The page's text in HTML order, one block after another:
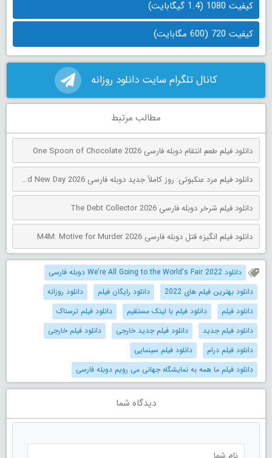
کیفیت 1080 (1.4 گیگابایت)
کیفیت 720 (600 مگابایت)
کانال تلگرام سایت دانلود روزانه
مطالب مرتبط
دانلود فیلم طعم انتقام دوبله فارسی One Spoon of Chocolate 2026
دانلود فیلم مرد عنکبوتی: روز کاملاً جدید دوبله فارسی Spider-Man: Brand New Day 2026
دانلود فیلم شرخر دوبله فارسی The Debt Collector 2026
دانلود فیلم انگیزه قتل دوبله فارسی M4M: Motive for Murder 2026
دانلود We're All Going to the World's Fair 2022 دوبله فارسی
دانلود بهترین فیلم های 2022
دانلود رایگان فیلم
دانلود روزانه
دانلود فیلم
دانلود فیلم با لینک مستقیم
دانلود فیلم ترسناک
دانلود فیلم جدید
دانلود فیلم جدید خارجی
دانلود فیلم خارجی
دانلود فیلم درام
دانلود فیلم سینمایی
دانلود فیلم ما همه به نمایشگاه جهانی می رویم دوبله فارسی
دیدگاه شما